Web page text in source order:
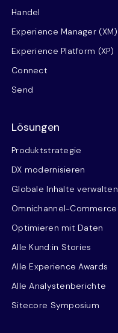
Handel
Experience Manager (XM)
Experience Platform (XP)
Connect
Send
Lösungen
Produktstrategie
DX modernisieren
Globale Inhalte verwalten
Omnichannel-Commerce
Optimieren mit Daten
Alle Kund:in Stories
Alle Experience Awards
Alle Analystenberichte
Sitecore Symposium